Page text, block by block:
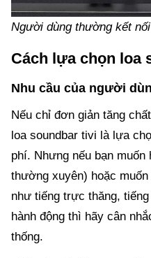
Người dùng thường kết
Cách lựa chọn loa
Nhu cầu của người
Nếu chỉ đơn giản tăng
loa soundbar tivi là lựa
phí. Nhưng nếu bạn muốn
thường xuyên) hoặc
như tiếng trực thăng,
hành động thì hãy cân
thống.